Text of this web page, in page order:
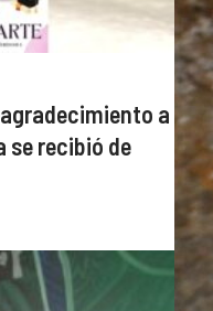
a
se recibió de